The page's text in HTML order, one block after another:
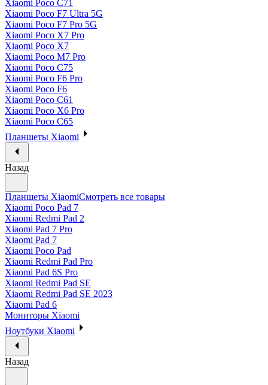
Xiaomi Poco C71
Xiaomi Poco F7 Ultra 5G
Xiaomi Poco F7 Pro 5G
Xiaomi Poco X7 Pro
Xiaomi Poco X7
Xiaomi Poco M7 Pro
Xiaomi Poco C75
Xiaomi Poco F6 Pro
Xiaomi Poco F6
Xiaomi Poco C61
Xiaomi Poco X6 Pro
Xiaomi Poco C65
Планшеты Xiaomi
Назад
Планшеты XiaomiСмотреть все товары
Xiaomi Poco Pad 7
Xiaomi Redmi Pad 2
Xiaomi Pad 7 Pro
Xiaomi Pad 7
Xiaomi Poco Pad
Xiaomi Redmi Pad Pro
Xiaomi Pad 6S Pro
Xiaomi Redmi Pad SE
Xiaomi Redmi Pad SE 2023
Xiaomi Pad 6
Мониторы Xiaomi
Ноутбуки Xiaomi
Назад